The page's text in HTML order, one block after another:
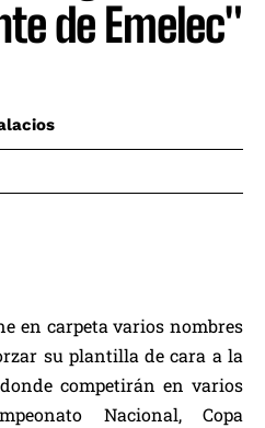
de Emelec"
en carpeta varios nombres
su plantilla de cara a la
competirán en varios
Nacional, Copa